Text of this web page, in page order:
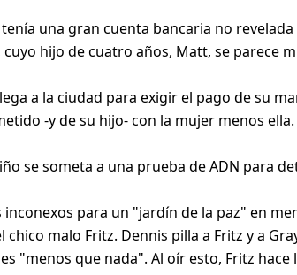
una gran cuenta bancaria no
hijo de cuatro años, Matt, se parece
a la ciudad para exigir el pago de su
-y de su hijo- con la mujer menos ella.
se someta a una prueba de ADN para
para un "jardín de la paz" en
malo Fritz. Dennis pilla a Fritz y a
"menos que nada". Al oír esto, Fritz hace